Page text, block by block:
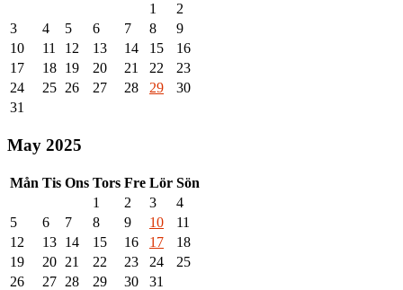
1
2
3
4 5 6 7 8
9
10
11 12 13 14 15
16
17
18 19 20 21 22
23
24
25 26 27 28 29
30
31
May 2025
Mån Tis Ons Tors Fre Lör Sön
1
2 3
4
5
6 7 8 9 10
11
12
13 14 15 16 17
18
19
20 21 22 23 24
25
26
27 28 29 30 31